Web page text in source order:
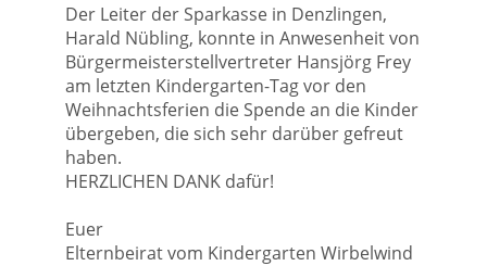
Der Leiter der Sparkasse in Denzlingen,
Harald Nübling, konnte in Anwesenheit von
Bürgermeisterstellvertreter Hansjörg Frey
am letzten Kindergarten-Tag vor den
Weihnachtsferien die Spende an die Kinder
übergeben, die sich sehr darüber gefreut
haben.
HERZLICHEN DANK dafür!
Euer
Elternbeirat vom Kindergarten Wirbelwind